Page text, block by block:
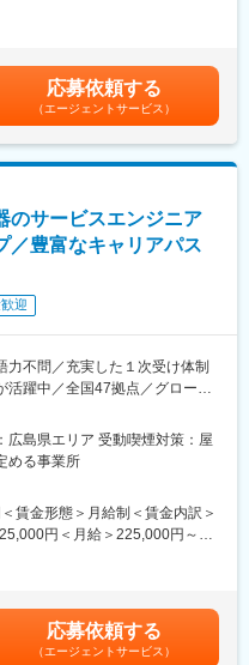
性評価)を実施し、
らなる成長のために必要となる
に連携いただき作成された求人
ナー制度による展開
販売事業者、健康・美容関連ビ
事業者から展示会やイベント
、商品を手配し、販売体制を
者に適切に商品説明ができる
。
3名、代表取締役と元取締役で
商材を厳選して取り扱っていま
度や品質を重視したラインナ
空気中の有害物質を分解・除去
ファイン／NEW’S入浴剤」,
が中心です
応募依頼する
（エージェントサービス）
のサービスエンジニア
／豊富なキャリアパス
迎
力不問／充実した１次受け体制
活躍中／全国47拠点／グローバ
超音波診断装置や麻酔器
ンテナンス
後のサポート
広島県エリア 受動喫煙対策：屋
める事業所
賃金形態＞月給制＜賃金内訳＞
円＜月給＞225,000円～
通じて上下する可能性がありま
めた表記です。賃金はあくまで
応募依頼する
（エージェントサービス）